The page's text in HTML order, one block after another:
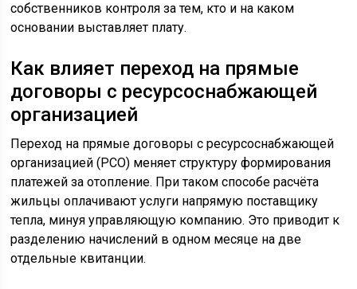
собственников контроля за тем, кто и на каком
основании выставляет плату.
Как влияет переход на прямые
договоры с ресурсоснабжающей
организацией
Переход на прямые договоры с ресурсоснабжающей
организацией (РСО) меняет структуру формирования
платежей за отопление. При таком способе расчёта
жильцы оплачивают услуги напрямую поставщику
тепла, минуя управляющую компанию. Это приводит к
разделению начислений в одном месяце на две
отдельные квитанции.